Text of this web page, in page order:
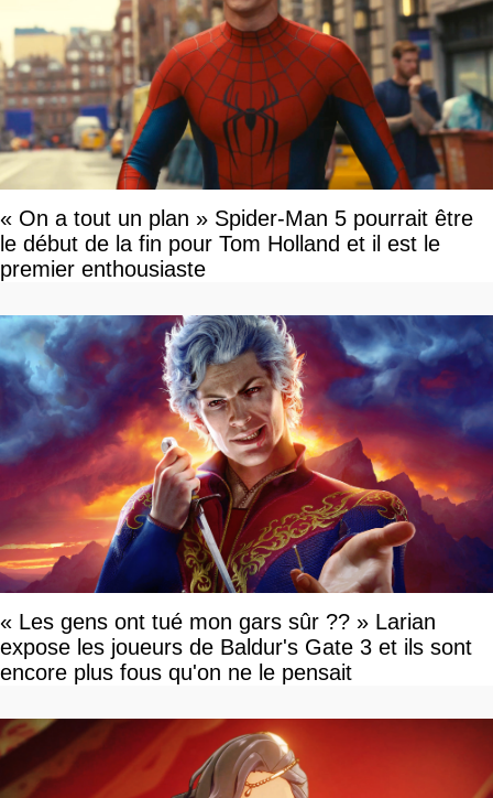
« On a tout un plan » Spider-Man 5 pourrait être
le début de la fin pour Tom Holland et il est le
premier enthousiaste
« Les gens ont tué mon gars sûr ?? » Larian
expose les joueurs de Baldur's Gate 3 et ils sont
encore plus fous qu'on ne le pensait